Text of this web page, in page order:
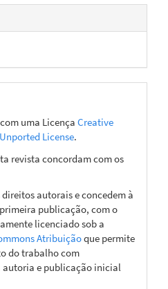
uma Licença Creative
License.
revista concordam com os
autorais e concedem à
publicação, com o
licenciado sob a
Atribuiçãoque permite
do trabalho com
autoria e publicação inicial